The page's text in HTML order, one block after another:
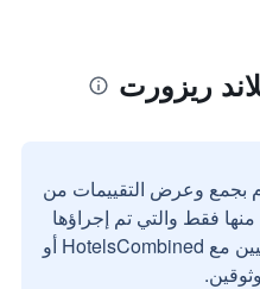
ريزورت
بجمع وعرض التقييمات من
فقط والتي تم إجراؤها
بواسطة مستخدمين حقيقيين مع HotelsCombined أو